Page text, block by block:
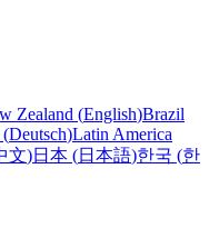
Zealand (English)Brazil
(Deutsch)Latin America
文)日本 (日本語)한국 (한